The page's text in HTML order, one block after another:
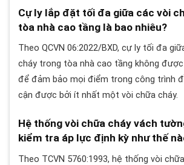
Cự ly lắp đặt tối đa giữa các vòi
tòa nhà cao tầng là bao nhiêu?
Theo QCVN 06:2022/BXD, cự ly tối đa
cháy trong tòa nhà cao tầng không
để đảm bảo mọi điểm trong công trình
cận được bởi ít nhất một vòi chữa cháy.
Hệ thống vòi chữa cháy vách
kiểm tra áp lực định kỳ như thế
Theo TCVN 5760:1993, hệ thống vòi